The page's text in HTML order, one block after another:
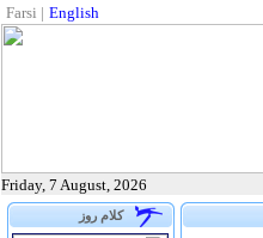
Farsi | English
Friday, 7 August, 2026
کلام روز